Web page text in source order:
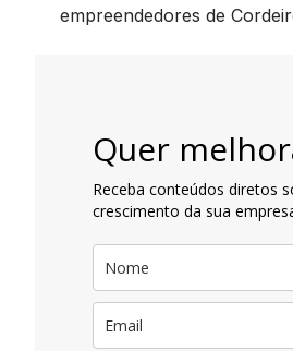
deempreendedores de
Quer
Receba conteúdos diretos
crescimento da sua